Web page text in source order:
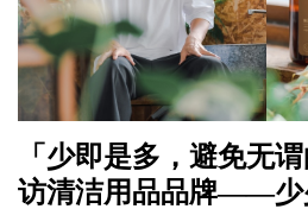
「少即是多，避免无
访清洁用品品牌——少